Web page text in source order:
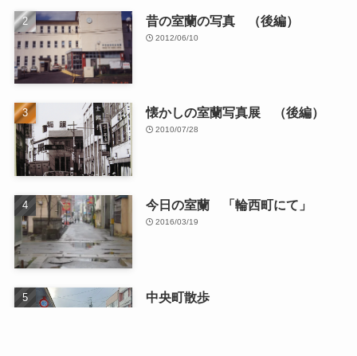
昔の室蘭の写真 （後編）
2012/06/10
懐かしの室蘭写真展 （後編）
2010/07/28
今日の室蘭 「輪西町にて」
2016/03/19
中央町散歩